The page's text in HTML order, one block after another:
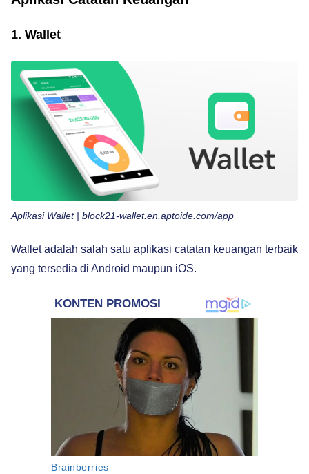
1. Wallet
Aplikasi Wallet | block21-wallet.en.aptoide.com/app
Wallet adalah salah satu aplikasi catatan keuangan terbaik
yang tersedia di Android maupun iOS.